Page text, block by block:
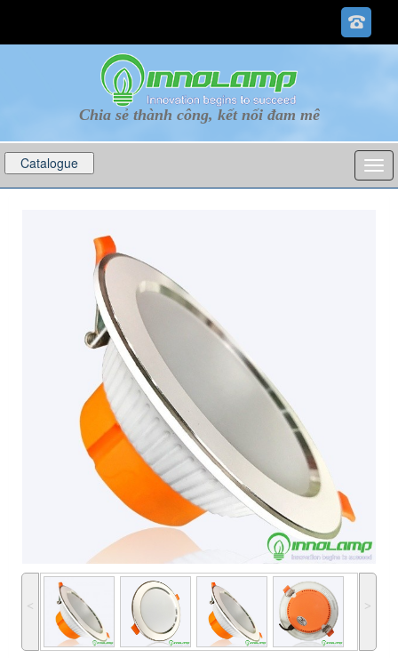
Chia sẻ thành công, kết nối đam mê
Catalogue p
˂ ˃